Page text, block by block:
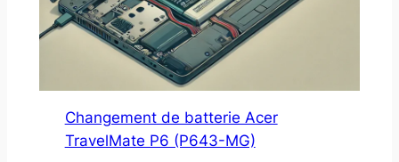
Changement de batterie Acer
TravelMate P6 (P643-MG)